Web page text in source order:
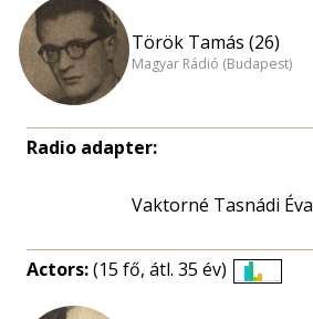
Török Tamás (26)
Magyar Rádió (Budapest)
Radio adapter:
Vaktorné Tasnádi Éva
Actors:(15 fő, átl. 35 év)